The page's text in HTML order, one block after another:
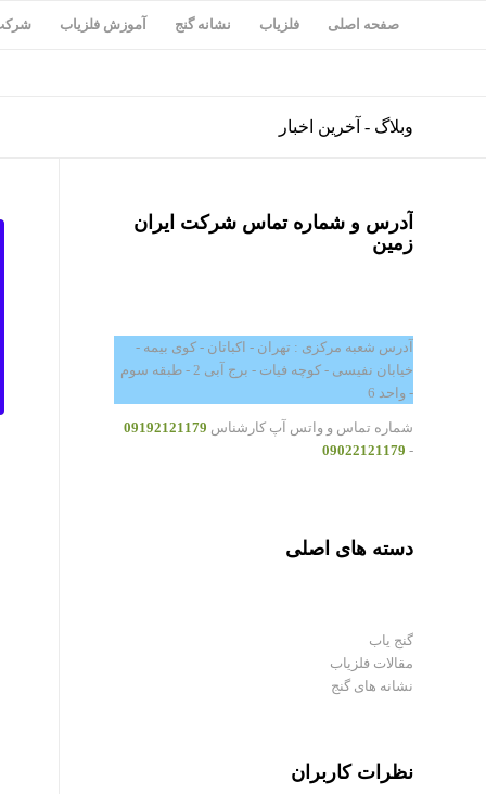
صفحه اصلی فلزیاب نشانه گنج آموزش فلزیاب
وبلاگ - آخرین اخبار
آدرس و شماره تماس شرکت ایران
زمین
آدرس شعبه مرکزی : تهران - اکباتان - کوی بیمه -
خیابان نفیسی - کوچه فیات - برج آبی 2 - طبقه سوم
- واحد 6
شماره تماس و واتس آپ کارشناس 09192121179
-
09022121179
دسته های اصلی
گنج یاب
مقالات فلزیاب
نشانه های گنج
نظرات کاربران